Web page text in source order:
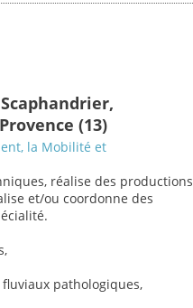
(13)
la Mobilité et
réalise des productions
et/ou coordonne des
pathologiques,